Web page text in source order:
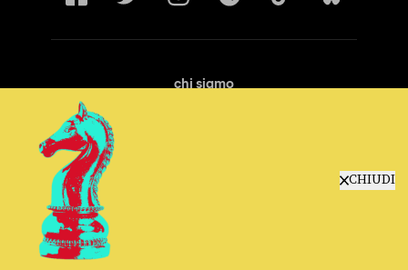
CHIUDI
chi siamo